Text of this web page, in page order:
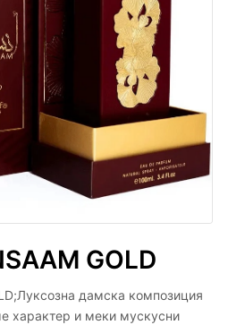
GOLD
дамска композиция
характер и меки мускусни